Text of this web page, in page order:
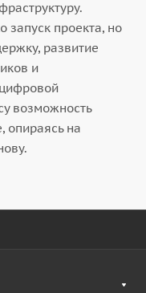
запуск проекта, но
развитие
и
возможность
опираясь на